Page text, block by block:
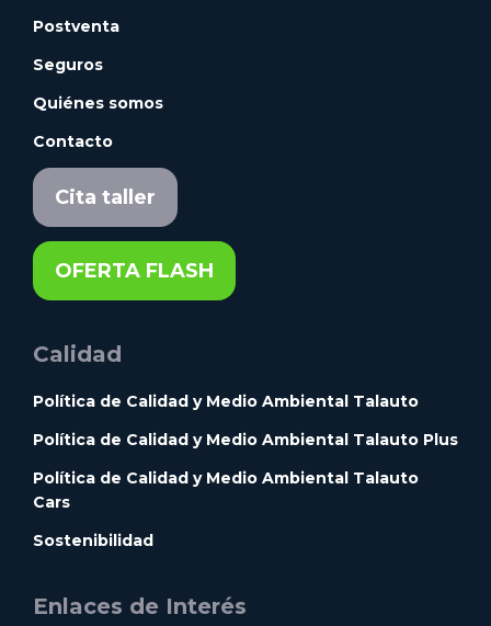
Postventa
Seguros
Quiénes somos
Contacto
Cita taller
OFERTA FLASH
Calidad
Política de Calidad y Medio Ambiental Talauto
Política de Calidad y Medio Ambiental Talauto Plus
Política de Calidad y Medio Ambiental Talauto
Cars
Sostenibilidad
Enlaces de Interés